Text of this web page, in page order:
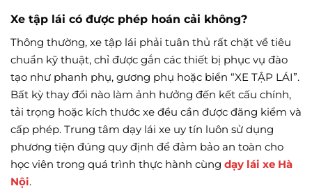
Xe tập lái có được phép hoán cải không?
Thông thường, xe tập lái phải tuân thủ rất chặt về tiêu
chuẩn kỹ thuật, chỉ được gắn các thiết bị phục vụ đào
tạo như phanh phụ, gương phụ hoặc biển “XE TẬP LÁI”.
Bất kỳ thay đổi nào làm ảnh hưởng đến kết cấu chính,
tải trọng hoặc kích thước xe đều cần được đăng kiểm và
cấp phép. Trung tâm dạy lái xe uy tín luôn sử dụng
phương tiện đúng quy định để đảm bảo an toàn cho
học viên trong quá trình thực hành cùng dạy lái xe Hà
Nội.